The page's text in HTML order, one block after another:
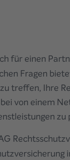
für einen
Fragen
treffen, Ihre
von einem